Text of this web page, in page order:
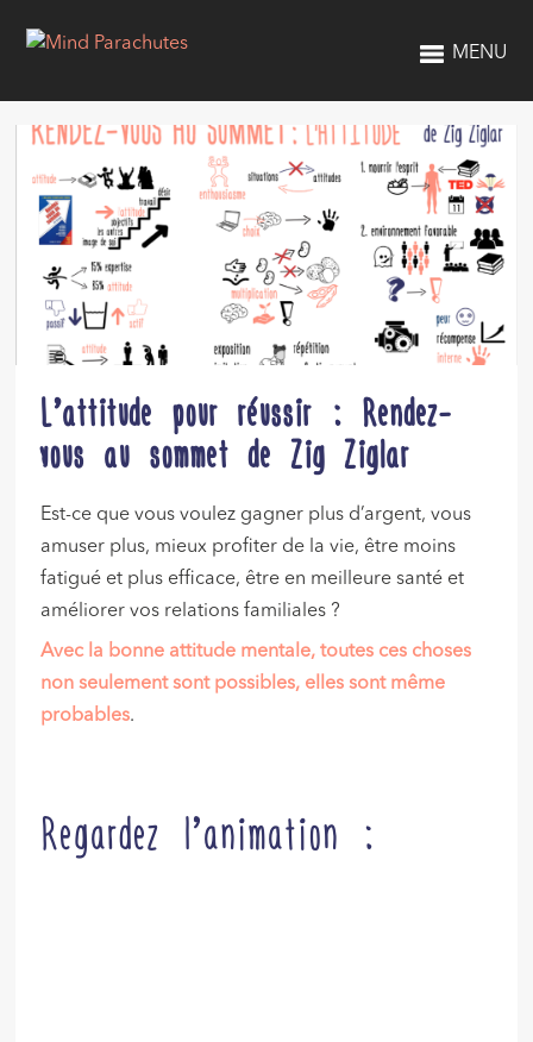
MENU
L’attitude pour réussir : Rendez-
vous au sommet de Zig Ziglar
Est-ce que vous voulez gagner plus d’argent, vous
amuser plus, mieux profiter de la vie, être moins
fatigué et plus efficace, être en meilleure santé et
améliorer vos relations familiales ?
Avec la bonne attitude mentale, toutes ces choses
non seulement sont possibles, elles sont même
probables.
Regardez l’animation :